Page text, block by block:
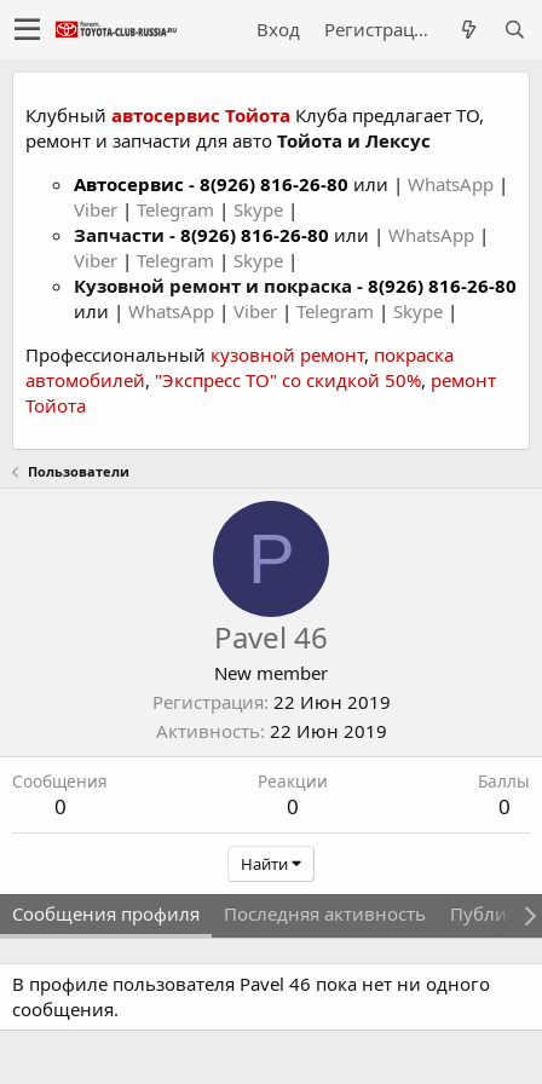
Вход Регистрация
Клубный автосервис Тойота Клуба предлагает ТО,
ремонт и запчасти для авто Тойота и Лексус
Автосервис - 8(926) 816-26-80 или | WhatsApp |
Viber | Telegram | Skype |
Запчасти - 8(926) 816-26-80 или | WhatsApp |
Viber | Telegram | Skype |
Кузовной ремонт и покраска - 8(926) 816-26-80
или | WhatsApp | Viber | Telegram | Skype |
Профессиональный кузовной ремонт, покраска
автомобилей, "Экспресс ТО" со скидкой 50%, ремонт
Тойота
Пользователи
P
Pavel 46
New member
Регистрация 22 Июн 2019
Активность 22 Июн 2019
Сообщения
0
Реакции
0
Баллы
0
Найти
Сообщения профиля Последняя активность
В профиле пользователя Pavel 46 пока нет ни одного
сообщения.